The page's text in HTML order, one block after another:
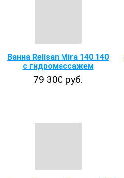
Ванна Relisan Mira 140 140
с гидромассажем
79 300 руб.